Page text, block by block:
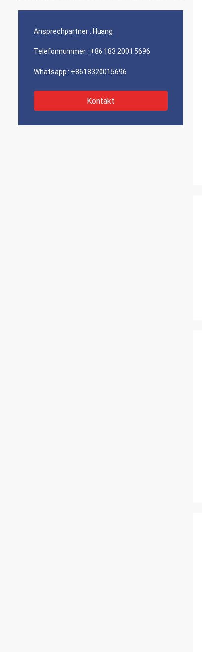
Ansprechpartner : Huang
Telefonnummer : +86 183 2001 5696
Whatsapp : +8618320015696
Kontakt